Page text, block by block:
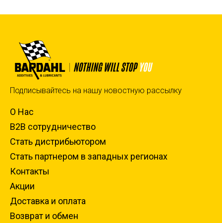
Подписывайтесь на нашу новостную рассылку
О Нас
B2B сотрудничество
Стать дистрибьютором
Стать партнером в западных регионах
Контакты
Акции
Доставка и оплата
Возврат и обмен